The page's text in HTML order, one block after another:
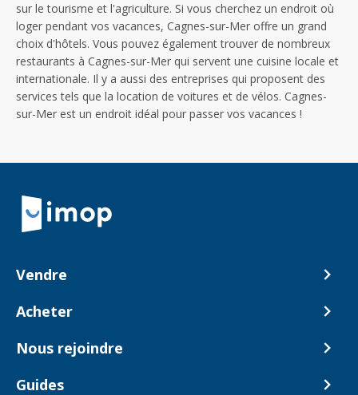
sur le tourisme et l'agriculture. Si vous cherchez un endroit où
loger pendant vos vacances, Cagnes-sur-Mer offre un grand
choix d'hôtels. Vous pouvez également trouver de nombreux
restaurants à Cagnes-sur-Mer qui servent une cuisine locale et
internationale. Il y a aussi des entreprises qui proposent des
services tels que la location de voitures et de vélos. Cagnes-
sur-Mer est un endroit idéal pour passer vos vacances !
Retour à la navigation principale
Vendre
Comment ça marche ?
Acheter
Biens en vente
Nous rejoindre
Devenir Conseiller
Guides